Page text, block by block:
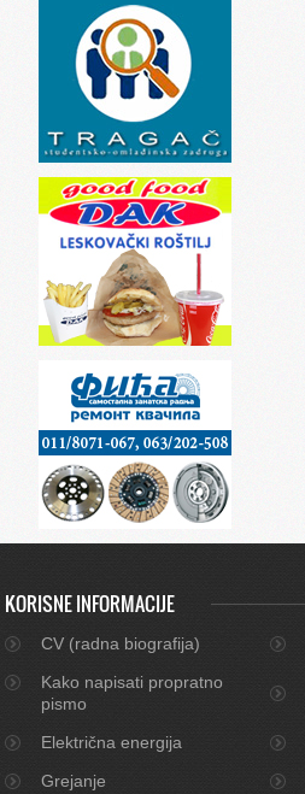
KORISNE INFORMACIJE
CV (radna biografija)
Kako napisati propratno
pismo
Električna energija
Grejanje